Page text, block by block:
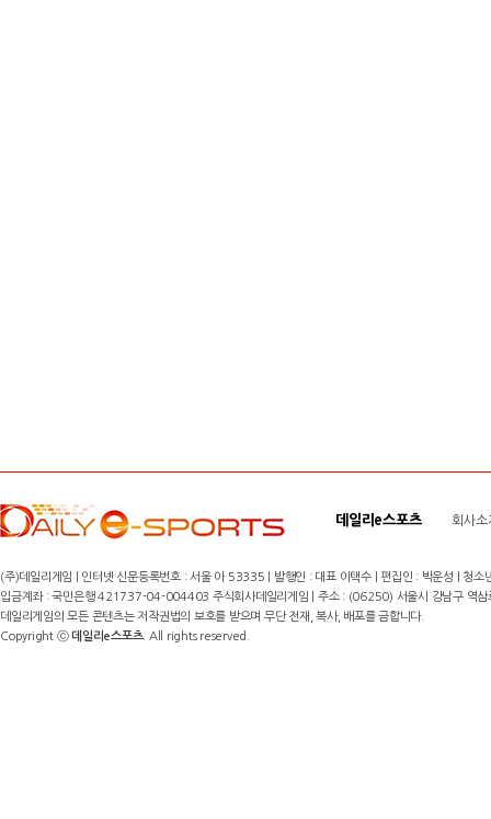
데일리e스포츠 회사소
(주)데일리게임 | 인터넷 신문등록번호 : 서울 아 53335 | 발행인 : 대표 이택수 | 편집인 : 박운성 |
입금계좌 : 국민은행 421737-04-004403 주식회사데일리게임 | 주소 : (06250) 서울시 강남구
데일리게임의 모든 콘텐츠는 저작권법의 보호를 받으며 무단 전재, 복사, 배포를 금합니다.
Copyright ⓒ데일리e스포츠. All rights reserved.